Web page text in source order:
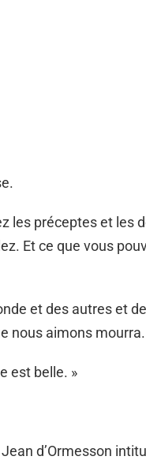
les préceptes et les
Et ce que vous
et des autres et
nous aimons mourra.
est belle. »
d’Ormesson